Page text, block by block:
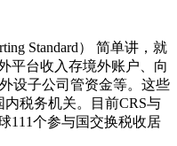
Standard） 简单讲，就
平台收入存境外账户、向
设子公司管资金等。这些
税务机关。目前CRS与
111个参与国交换税收居